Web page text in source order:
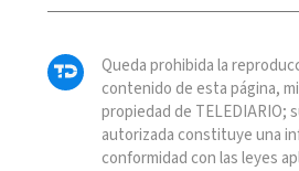
Queda prohibida la
contenido de esta página,
propiedad de TELEDIARIO;
autorizada constituye una
conformidad con las leyes